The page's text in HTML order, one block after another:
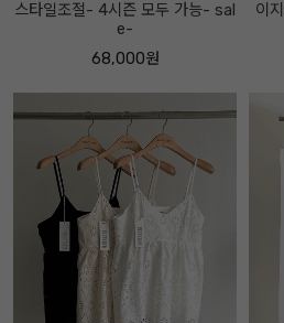
스타일조절- 4시즌 모두 가능- sal
e-
68,000원
이